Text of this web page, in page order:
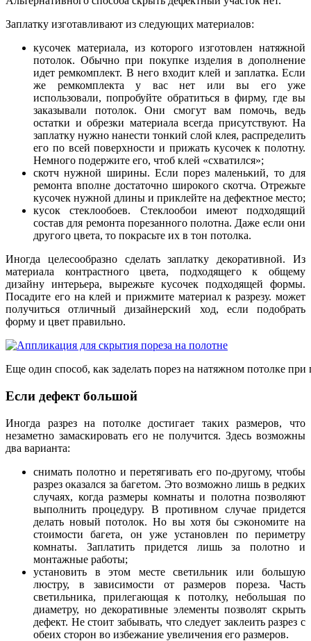
Заплатку изготавливают из следующих материалов:
кусочек материала, из которого изготовлен натяжной
потолок. Обычно при покупке изделия в дополнение
идет ремкомплект. В него входит клей и заплатка. Если
же ремкомплекта у вас нет или вы его уже
использовали, попробуйте обратиться в фирму, где вы
заказывали потолок. Они смогут вам помочь, ведь
остатки и обрезки материала всегда присутствуют. На
заплатку нужно нанести тонкий слой клея, распределить
его по всей поверхности и прижать кусочек к полотну.
Немного подержите его, чтоб клей «схватился»;
скотч нужной ширины. Если порез маленький, то для
ремонта вполне достаточно широкого скотча. Отрежьте
кусочек нужной длины и приклейте на дефектное место;
кусок стеклообоев. Стеклообои имеют подходящий
состав для ремонта порезанного полотна. Даже если они
другого цвета, то покрасьте их в тон потолка.
Иногда целесообразно сделать заплатку декоративной. Из
материала контрастного цвета, подходящего к общему
дизайну интерьера, вырежьте кусочек подходящей формы.
Посадите его на клей и прижмите материал к разрезу. может
получиться отличный дизайнерский ход, если подобрать
форму и цвет правильно.
Еще один способ, как заделать порез на натяжном потолке
Если дефект большой
Иногда разрез на потолке достигает таких размеров, что
незаметно замаскировать его не получится. Здесь возможны
два варианта:
снимать полотно и перетягивать его по-другому, чтобы
разрез оказался за багетом. Это возможно лишь в редких
случаях, когда размеры комнаты и полотна позволяют
выполнить процедуру. В противном случае придется
делать новый потолок. Но вы хотя бы сэкономите на
стоимости багета, он уже установлен по периметру
комнаты. Заплатить придется лишь за полотно и
монтажные работы;
установить в этом месте светильник или большую
люстру, в зависимости от размеров пореза. Часть
светильника, прилегающая к потолку, небольшая по
диаметру, но декоративные элементы позволят скрыть
дефект. Не стоит забывать, что следует заклеить разрез с
обеих сторон во избежание увеличения его размеров.